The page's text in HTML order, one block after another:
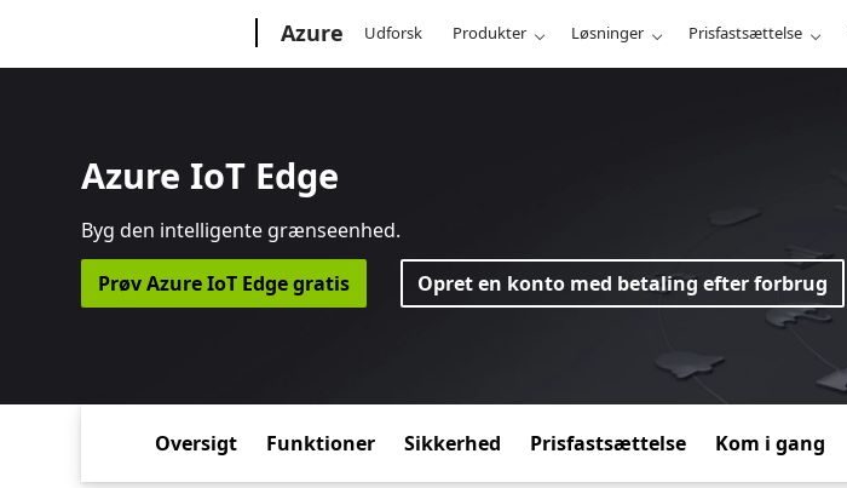
Azure Udforsk Produkter Løsninger Prisfastsættelse
Azure IoT Edge
Byg den intelligente grænseenhed.
Prøv Azure IoT Edge gratis
Opret en konto med betaling efter forbrug
Oversigt Funktioner Sikkerhed Prisfastsættelse Kom i gang